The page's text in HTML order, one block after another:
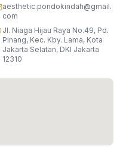
aesthetic.pondokindah@gmail.
com
Jl. Niaga Hijau Raya No.49, Pd.
Pinang, Kec. Kby. Lama, Kota
Jakarta Selatan, DKI Jakarta
12310